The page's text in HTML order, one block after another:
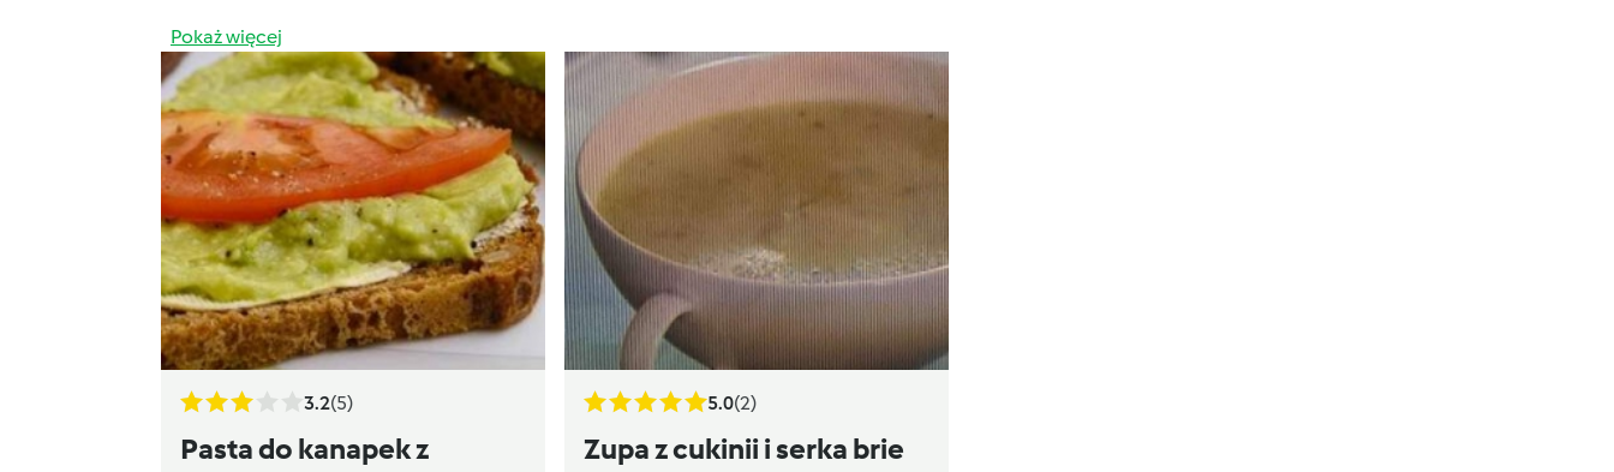
Pokaż więcej
3.2(5)
Pasta do kanapek z
5.0(2)
Zupa z cukinii i serka brie